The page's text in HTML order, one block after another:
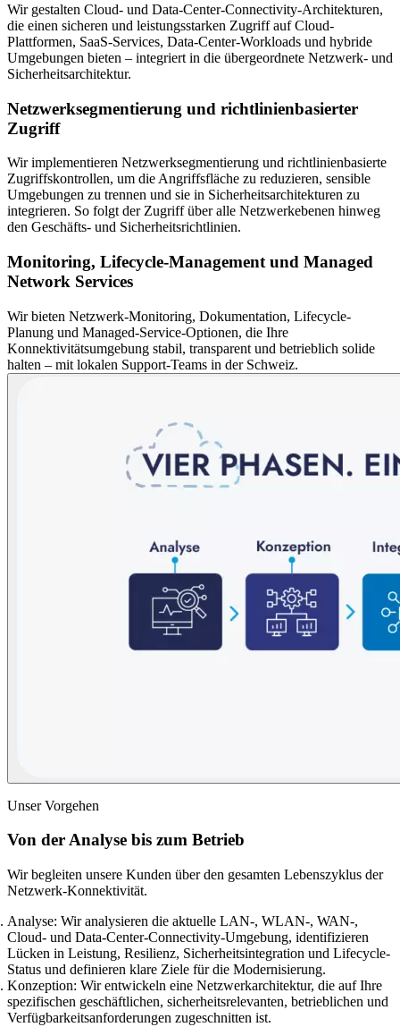
Wir gestalten Cloud- und Data-Center-Connectivity-Architekturen,
die einen sicheren und leistungsstarken Zugriff auf Cloud-
Plattformen, SaaS-Services, Data-Center-Workloads und hybride
Umgebungen bieten – integriert in die übergeordnete Netzwerk- und
Sicherheitsarchitektur.
Netzwerksegmentierung und richtlinienbasierter
Zugriff
Wir implementieren Netzwerksegmentierung und richtlinienbasierte
Zugriffskontrollen, um die Angriffsfläche zu reduzieren, sensible
Umgebungen zu trennen und sie in Sicherheitsarchitekturen zu
integrieren. So folgt der Zugriff über alle Netzwerkebenen hinweg
den Geschäfts- und Sicherheitsrichtlinien.
Monitoring, Lifecycle-Management und Managed
Network Services
Wir bieten Netzwerk-Monitoring, Dokumentation, Lifecycle-
Planung und Managed-Service-Optionen, die Ihre
Konnektivitätsumgebung stabil, transparent und betrieblich solide
halten – mit lokalen Support-Teams in der Schweiz.
Unser Vorgehen
Von der Analyse bis zum Betrieb
Wir begleiten unsere Kunden über den gesamten Lebenszyklus der
Netzwerk-Konnektivität.
Analyse: Wir analysieren die aktuelle LAN-, WLAN-, WAN-,
Cloud- und Data-Center-Connectivity-Umgebung, identifizieren
Lücken in Leistung, Resilienz, Sicherheitsintegration und Lifecycle-
Status und definieren klare Ziele für die Modernisierung.
Konzeption: Wir entwickeln eine Netzwerkarchitektur, die auf Ihre
spezifischen geschäftlichen, sicherheitsrelevanten, betrieblichen und
Verfügbarkeitsanforderungen zugeschnitten ist.